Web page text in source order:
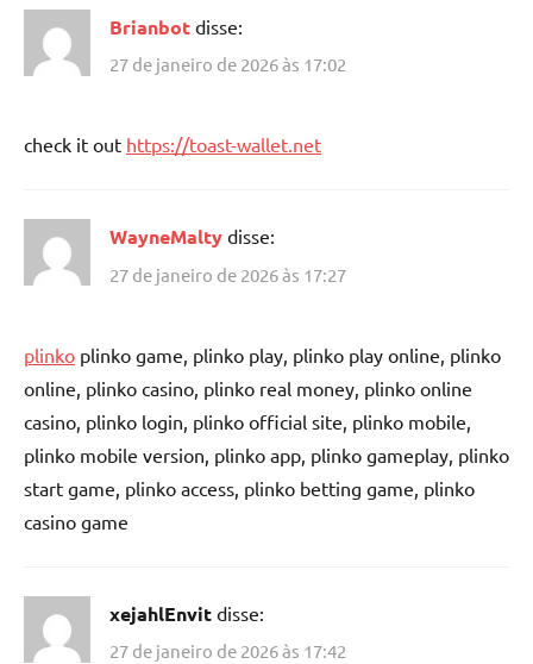
Brianbot disse:
27 de janeiro de 2026 às 17:02
check it out https://toast-wallet.net
WayneMalty disse:
27 de janeiro de 2026 às 17:27
plinko plinko game, plinko play, plinko play online, plinko
online, plinko casino, plinko real money, plinko online
casino, plinko login, plinko official site, plinko mobile,
plinko mobile version, plinko app, plinko gameplay, plinko
start game, plinko access, plinko betting game, plinko
casino game
xejahlEnvit disse:
27 de janeiro de 2026 às 17:42